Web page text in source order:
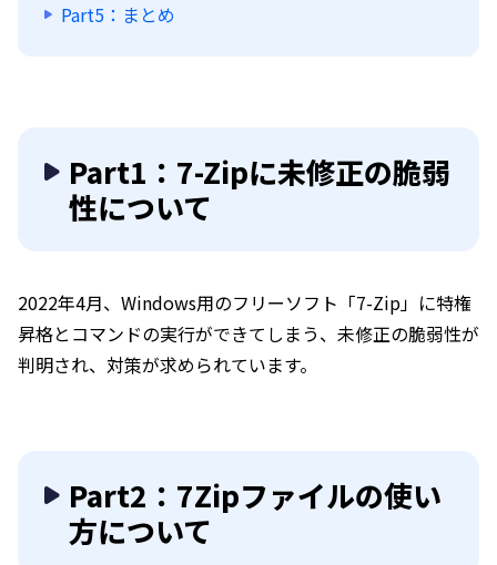
Part5：まとめ
Part1：7-Zipに未修正の脆弱
性について
2022年4月、Windows用のフリーソフト「7-Zip」に特権
昇格とコマンドの実行ができてしまう、未修正の脆弱性が
判明され、対策が求められています。
Part2：7Zipファイルの使い
方について